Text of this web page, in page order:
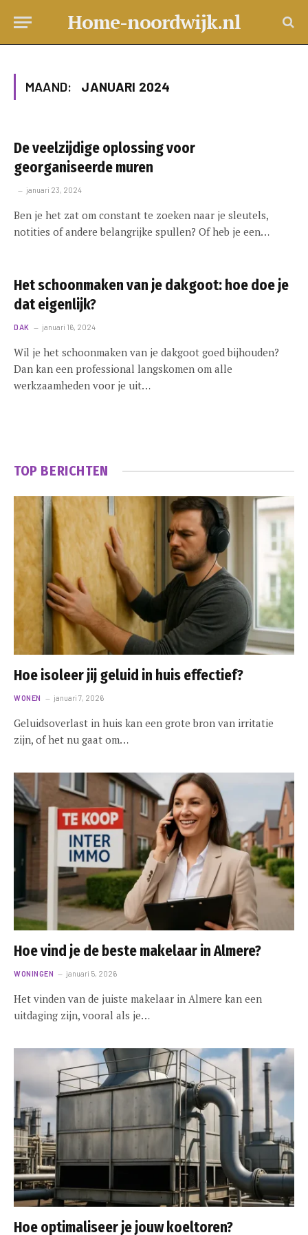
Home-noordwijk.nl
MAAND: JANUARI 2024
De veelzijdige oplossing voor
georganiseerde muren
januari 23, 2024
Ben je het zat om constant te zoeken naar je sleutels,
notities of andere belangrijke spullen? Of heb je een…
Het schoonmaken van je dakgoot: hoe doe je
dat eigenlijk?
DAK januari 16, 2024
Wil je het schoonmaken van je dakgoot goed bijhouden?
Dan kan een professional langskomen om alle
werkzaamheden voor je uit…
TOP BERICHTEN
Hoe isoleer jij geluid in huis effectief?
WONEN januari 7, 2026
Geluidsoverlast in huis kan een grote bron van irritatie
zijn, of het nu gaat om…
Hoe vind je de beste makelaar in Almere?
WONINGEN januari 5, 2026
Het vinden van de juiste makelaar in Almere kan een
uitdaging zijn, vooral als je…
Hoe optimaliseer je jouw koeltoren?